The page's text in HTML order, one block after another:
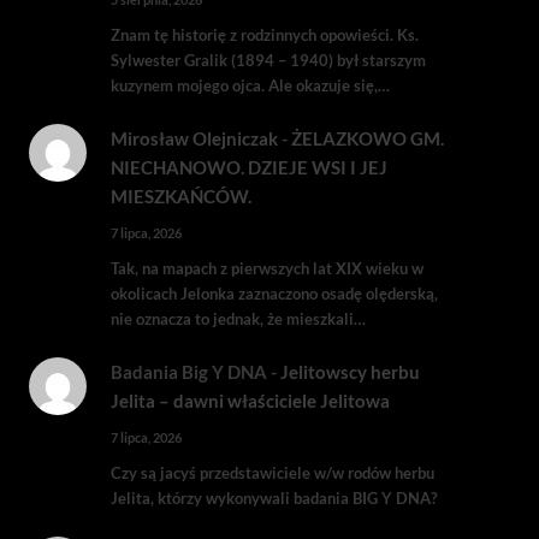
Znam tę historię z rodzinnych opowieści. Ks.
Sylwester Gralik (1894 – 1940) był starszym
kuzynem mojego ojca. Ale okazuje się,…
Mirosław Olejniczak- ŻELAZKOWO GM.
NIECHANOWO. DZIEJE WSI I JEJ
MIESZKAŃCÓW.
7 lipca, 2026
Tak, na mapach z pierwszych lat XIX wieku w
okolicach Jelonka zaznaczono osadę olęderską,
nie oznacza to jednak, że mieszkali…
Badania Big Y DNA - Jelitowscy herbu
Jelita – dawni właściciele Jelitowa
7 lipca, 2026
Czy są jacyś przedstawiciele w/w rodów herbu
Jelita, którzy wykonywali badania BIG Y DNA?